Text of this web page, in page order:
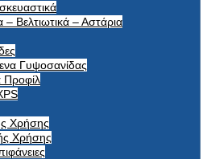
– Βελτιωτικά – Αστάρια
Γυψοσανίδας
Προφίλ
Χρήσης
Χρήσης